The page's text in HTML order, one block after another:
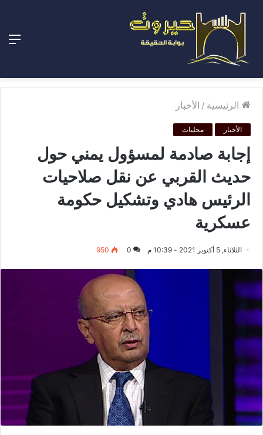
الرئيسية / الأخبار
الأخبار محليات
إجابة صادمة لمسؤول يمني حول
حديث القربي عن نقل صلاحيات
الرئيس هادي وتشكيل حكومة
عسكرية
الثلاثاء, 5 أكتوبر 2021 - 10:39 م 0
950